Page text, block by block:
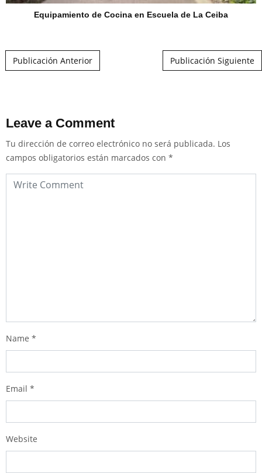
Equipamiento de Cocina en Escuela de La Ceiba
Publicación Anterior Publicación Siguiente
Leave a Comment
Tu dirección de correo electrónico no será publicada. Los
campos obligatorios están marcados con *
Name *
Email *
Website